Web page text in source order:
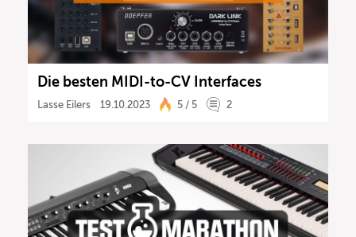
Die besten MIDI-to-CV Interfaces
Lasse Eilers 19.10.2023 5 / 5 2